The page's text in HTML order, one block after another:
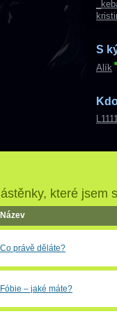
S
Alík
které jsem
Název
Co právě děláte?
Fóbie – jaké máte?